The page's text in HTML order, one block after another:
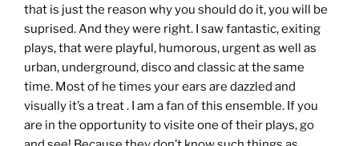
that is just the reason why you should do it, you will be
suprised. And they were right. I saw fantastic, exiting
plays, that were playful, humorous, urgent as well as
urban, underground, disco and classic at the same
time. Most of he times your ears are dazzled and
visually it’s a treat . I am a fan of this ensemble. If you
are in the opportunity to visite one of their plays, go